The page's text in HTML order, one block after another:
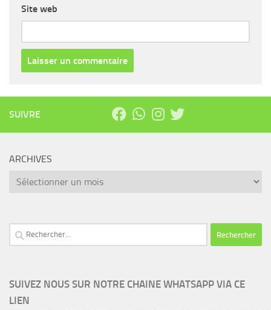
Site web
SUIVRE
ARCHIVES
Archives
Rechercher :
SUIVEZ NOUS SUR NOTRE CHAINE WHATSAPP VIA CE
LIEN